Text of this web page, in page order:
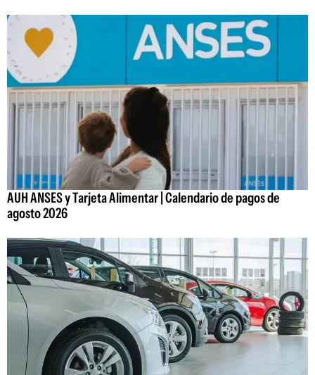
AUH ANSES y Tarjeta Alimentar | Calendario de pagos de
agosto 2026